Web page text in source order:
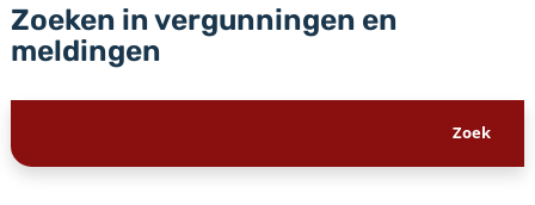
Zoeken in vergunningen en
meldingen